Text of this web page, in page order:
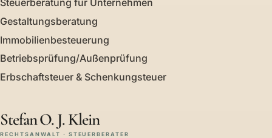
Gestaltungsberatung
Immobilienbesteuerung
Betriebsprüfung/Außenprüfung
Erbschaftsteuer & Schenkungsteuer
Stefan O. J. Klein
RECHTSANWALT · STEUERBERATER